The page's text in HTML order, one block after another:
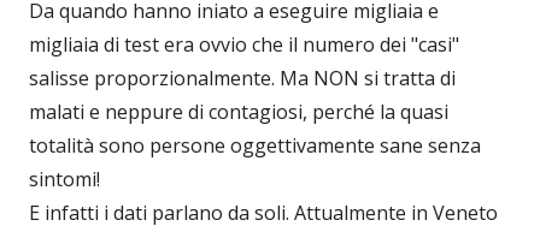
Da quando hanno iniato a eseguire migliaia e
migliaia di test era ovvio che il numero dei "casi"
salisse proporzionalmente. Ma NON si tratta di
malati e neppure di contagiosi, perché la quasi
totalità sono persone oggettivamente sane senza
sintomi!
E infatti i dati parlano da soli. Attualmente in Veneto